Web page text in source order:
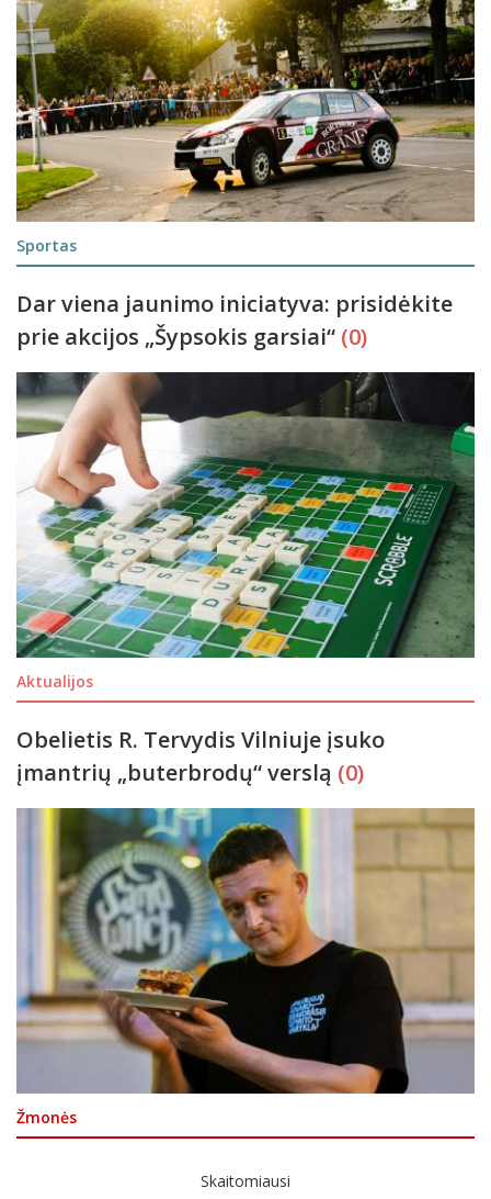
Sportas
Dar viena jaunimo iniciatyva: prisidėkite
prie akcijos „Šypsokis garsiai“ (0)
Aktualijos
Obelietis R. Tervydis Vilniuje įsuko
įmantrių „buterbrodų“ verslą (0)
Žmonės
Skaitomiausi